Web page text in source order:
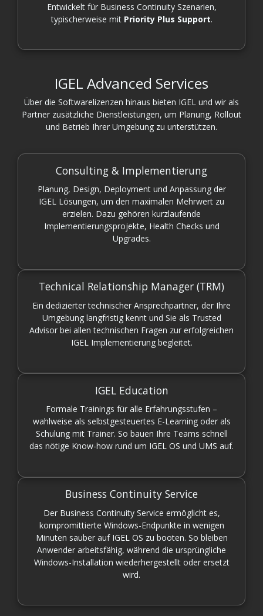
Entwickelt für Business Continuity Szenarien,
typischerweise mit Priority Plus Support.
IGEL Advanced Services
Über die Softwarelizenzen hinaus bieten IGEL und wir als
Partner zusätzliche Dienstleistungen, um Planung, Rollout
und Betrieb Ihrer Umgebung zu unterstützen.
Consulting & Implementierung
Planung, Design, Deployment und Anpassung der
IGEL Lösungen, um den maximalen Mehrwert zu
erzielen. Dazu gehören kurzlaufende
Implementierungsprojekte, Health Checks und
Upgrades.
Technical Relationship Manager (TRM)
Ein dedizierter technischer Ansprechpartner, der Ihre
Umgebung langfristig kennt und Sie als Trusted
Advisor bei allen technischen Fragen zur erfolgreichen
IGEL Implementierung begleitet.
IGEL Education
Formale Trainings für alle Erfahrungsstufen –
wahlweise als selbstgesteuertes E-Learning oder als
Schulung mit Trainer. So bauen Ihre Teams schnell
das nötige Know-how rund um IGEL OS und UMS auf.
Business Continuity Service
Der Business Continuity Service ermöglicht es,
kompromittierte Windows-Endpunkte in wenigen
Minuten sauber auf IGEL OS zu booten. So bleiben
Anwender arbeitsfähig, während die ursprüngliche
Windows-Installation wiederhergestellt oder ersetzt
wird.